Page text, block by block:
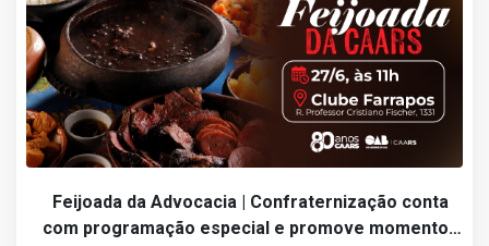
Feijoada da Advocacia | Confraternização conta
com programação especial e promove momentos